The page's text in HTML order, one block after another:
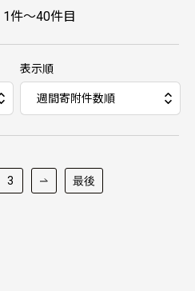
1件～40件目
表示順
3 最後